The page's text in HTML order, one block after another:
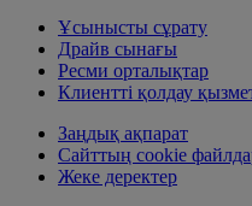
Ұсынысты сұрату
Драйв сынағы
Ресми орталықтар
Клиентті қолдау
Заңдық ақпарат
Сайттың cookie
Жеке деректер